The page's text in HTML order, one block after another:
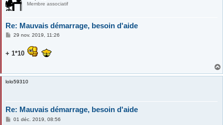
Membre associatif
Re: Mauvais démarrage, besoin d'aide
M
s
29 nov. 2019, 11:26
+ 1*10
lolo59310
Re: Mauvais démarrage, besoin d'aide
M01 déc. 2019, 08:56